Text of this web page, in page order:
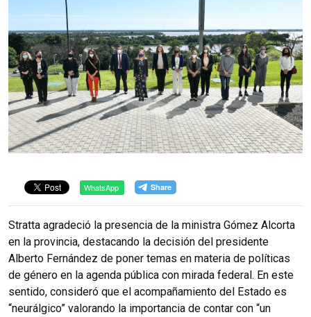
WhatsApp
Stratta agradeció la presencia de la ministra Gómez Alcorta
en la provincia, destacando la decisión del presidente
Alberto Fernández de poner temas en materia de políticas
de género en la agenda pública con mirada federal. En este
sentido, consideró que el acompañamiento del Estado es
“neurálgico” valorando la importancia de contar con “un